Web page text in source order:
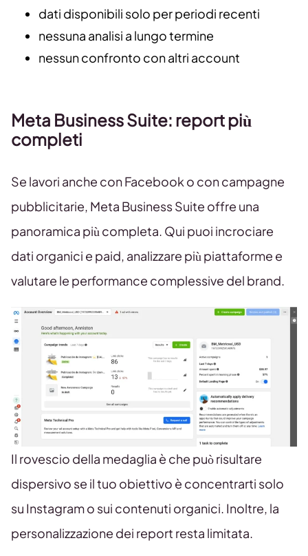
dati disponibili solo per periodi recenti
nessuna analisi a lungo termine
nessun confronto con altri account
Meta Business Suite: report più
completi
Se lavori anche con Facebook o con campagne
pubblicitarie, Meta Business Suite offre una
panoramica più completa. Qui puoi incrociare
dati organici e paid, analizzare più piattaforme e
valutare le performance complessive del brand.
Il rovescio della medaglia è che può risultare
dispersivo se il tuo obiettivo è concentrarti solo
su Instagram o sui contenuti organici. Inoltre, la
personalizzazione dei report resta limitata.